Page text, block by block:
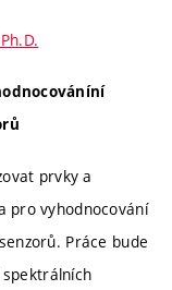
prvky a
pro vyhodnocování
Práce bude